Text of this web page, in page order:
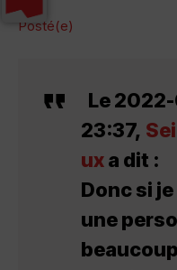
Posté(e)
Le
23:37,
uxa dit :
Donc si
une